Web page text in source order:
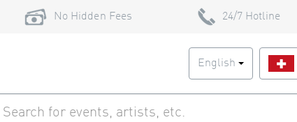
No Hidden Fees 24/7 Hotline
English